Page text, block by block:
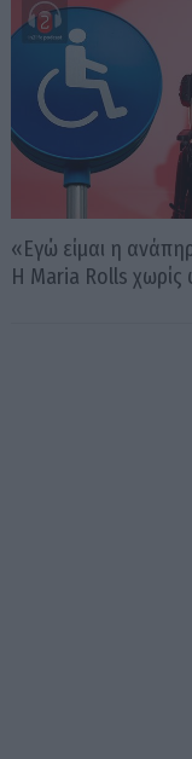
«Εγώ είμαι η
Η Maria Rolls χωρίς